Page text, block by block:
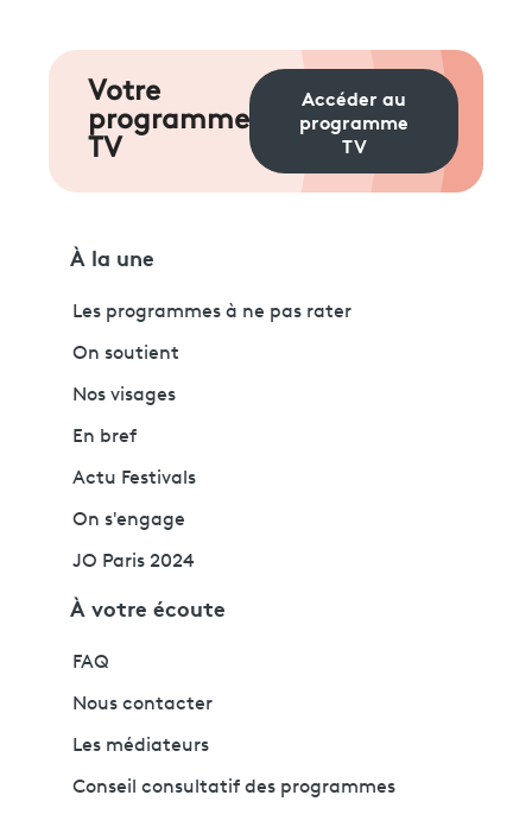
Votre
programme
TV
Accéder au
programme
TV
À la une
Les programmes à ne pas rater
On soutient
Nos visages
En bref
Actu Festivals
On s'engage
JO Paris 2024
À votre écoute
FAQ
Nous contacter
Les médiateurs
Conseil consultatif des programmes